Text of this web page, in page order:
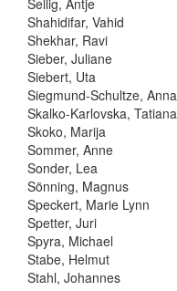
Shahidifar, Vahid
Shekhar, Ravi
Sieber, Juliane
Siebert, Uta
Siegmund-Schultze, Anna
Skalko-Karlovska, Tatiana
Skoko, Marija
Sommer, Anne
Sonder, Lea
Sönning, Magnus
Speckert, Marie Lynn
Spetter, Juri
Spyra, Michael
Stabe, Helmut
Stahl, Johannes